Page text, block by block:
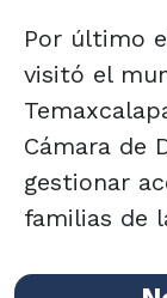
Por último
visitó el
Cámara de
gestionar
familias de